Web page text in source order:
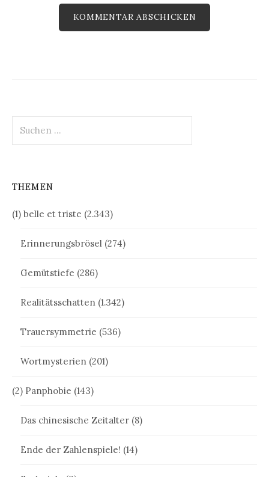
nach:
THEMEN
(1) belle et triste (2.343)
Erinnerungsbrösel (274)
Gemütstiefe (286)
Realitätsschatten (1.342)
Trauersymmetrie (536)
Wortmysterien (201)
(2) Panphobie (143)
Das chinesische Zeitalter (8)
Ende der Zahlenspiele! (14)